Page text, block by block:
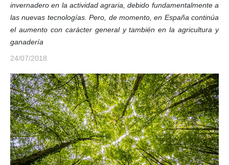
invernadero en la actividad agraria, debido fundamentalmente a
las nuevas tecnologías. Pero, de momento, en España continúa
el aumento con carácter general y también en la agricultura y
ganadería
24/07/2018